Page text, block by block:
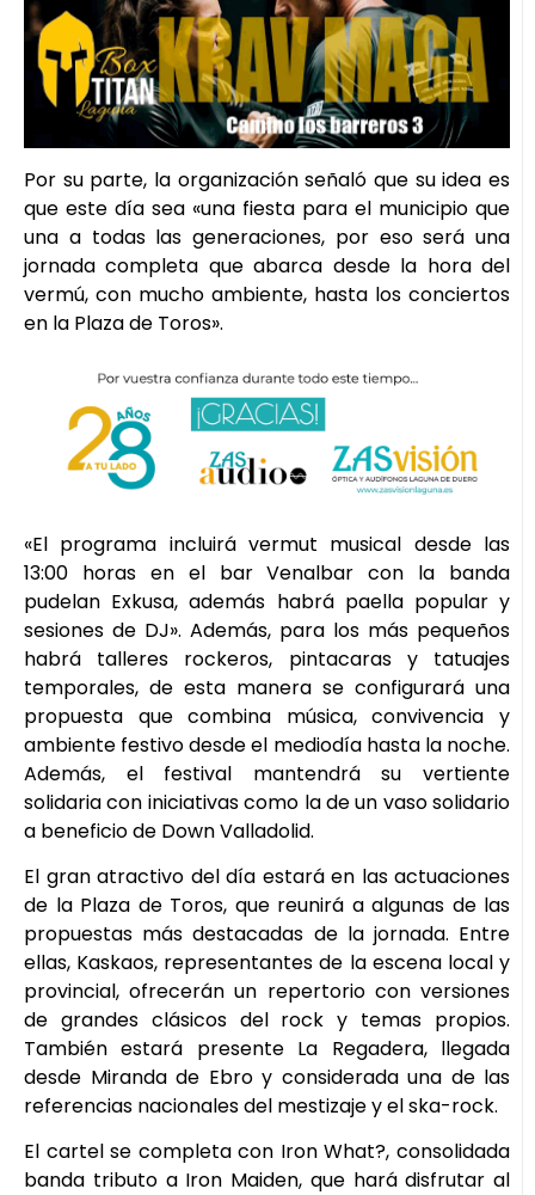
Por su parte, la organización señaló que su idea es
que este día sea «una fiesta para el municipio que
una a todas las generaciones, por eso será una
jornada completa que abarca desde la hora del
vermú, con mucho ambiente, hasta los conciertos
en la Plaza de Toros».
«El programa incluirá vermut musical desde las
13:00 horas en el bar Venalbar con la banda
pudelan Exkusa, además habrá paella popular y
sesiones de DJ». Además, para los más pequeños
habrá talleres rockeros, pintacaras y tatuajes
temporales, de esta manera se configurará una
propuesta que combina música, convivencia y
ambiente festivo desde el mediodía hasta la noche.
Además, el festival mantendrá su vertiente
solidaria con iniciativas como la de un vaso solidario
a beneficio de Down Valladolid.
El gran atractivo del día estará en las actuaciones
de la Plaza de Toros, que reunirá a algunas de las
propuestas más destacadas de la jornada. Entre
ellas, Kaskaos, representantes de la escena local y
provincial, ofrecerán un repertorio con versiones
de grandes clásicos del rock y temas propios.
También estará presente La Regadera, llegada
desde Miranda de Ebro y considerada una de las
referencias nacionales del mestizaje y el ska-rock.
El cartel se completa con Iron What?, consolidada
banda tributo a Iron Maiden, que hará disfrutar al